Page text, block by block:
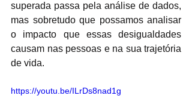
superada passa pela análise de dados,
mas sobretudo que possamos analisar
o impacto que essas desigualdades
causam nas pessoas e na sua trajetória
de vida.
https://youtu.be/ILrDs8nad1g